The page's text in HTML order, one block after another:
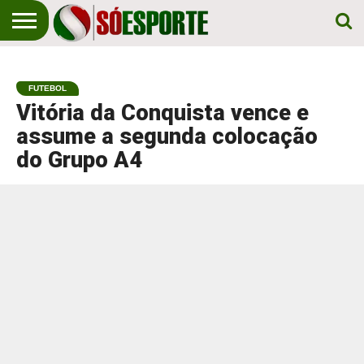
EM
PRIMEIRO
LUGAR!
ESPORTE
FUTEBOL
Vitória da Conquista vence e
assume a segunda colocação
do Grupo A4